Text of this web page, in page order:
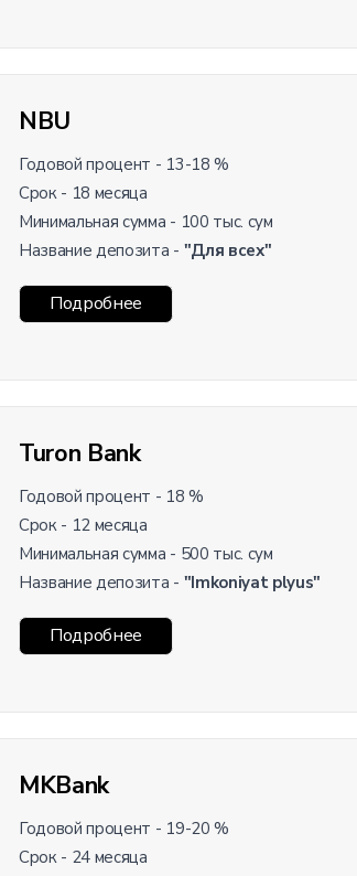
NBU
Годовой процент - 13-18 %
Срок - 18 месяца
Минимальная сумма - 100 тыс. сум
Название депозита - "Для всех"
Подробнее
Turon Bank
Годовой процент - 18 %
Срок - 12 месяца
Минимальная сумма - 500 тыс. сум
Название депозита - "Imkoniyat plyus"
Подробнее
MKBank
Годовой процент - 19-20 %
Срок - 24 месяца